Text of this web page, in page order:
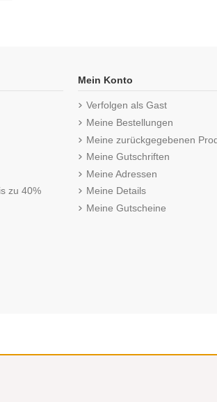
zu 40%
Mein Konto
Verfolgen als Gast
Meine Bestellungen
Meine zurückgegebenen
Meine Gutschriften
Meine Adressen
Meine Details
Meine Gutscheine